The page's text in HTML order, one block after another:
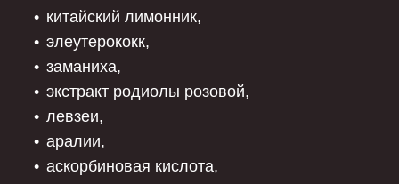
китайский лимонник,
элеутерококк,
заманиха,
экстракт родиолы розовой,
левзеи,
аралии,
аскорбиновая кислота,